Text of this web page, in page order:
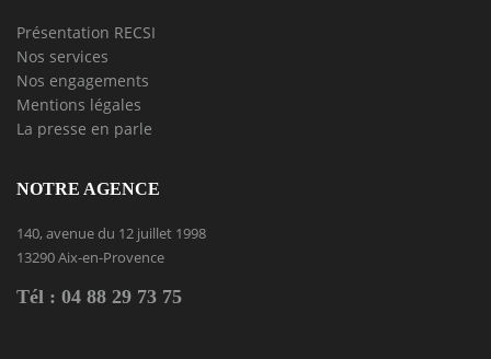
Présentation RECSI
Nos services
Nos engagements
Mentions légales
La presse en parle
NOTRE AGENCE
140, avenue du 12 juillet 1998
13290 Aix-en-Provence
Tél : 04 88 29 73 75